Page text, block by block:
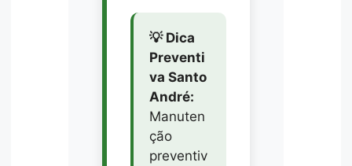
💡 Dica
Preventi
va Santo
André:
Manuten
ção
preventiv